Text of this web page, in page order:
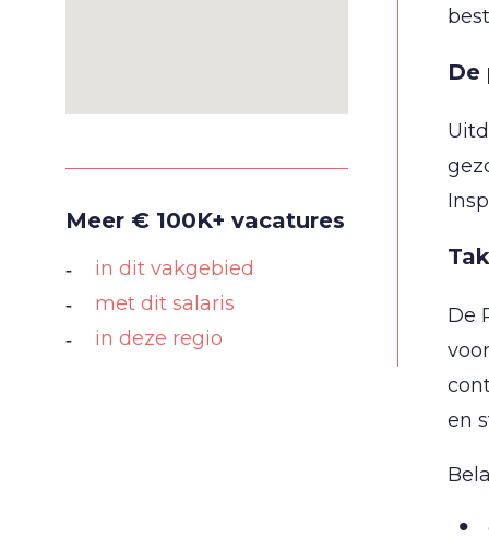
Meer € 100K+ vacatures
in dit vakgebied
met dit salaris
in deze regio
De
De
en